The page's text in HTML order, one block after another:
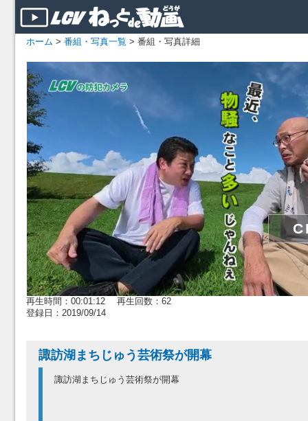
ホーム > 番組・写真一覧 > 番組・写真詳細
再生時間：00:01:12 再生回数：62
登録日：2019/09/14
諏訪湖まちじゅう芸術祭が開幕
諏訪湖まちじゅう芸術祭が開幕